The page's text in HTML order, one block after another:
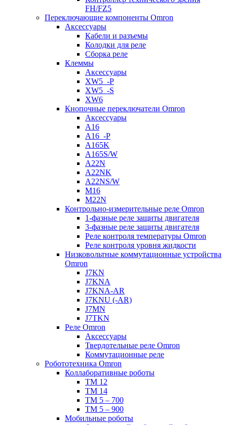
FH/FZ5
Переключающие компоненты Omron
Аксессуары
Кабели и разъемы
Колодки для реле
Сборка реле
Клеммы
Аксессуары
XW5_-P
XW5_-S
XW6
Кнопочные переключатели Omron
Аксессуары
A16
A16_-P
A165K
A165S/W
A22N
A22NK
A22NS/W
M16
M22N
Контрольно-измерительные реле Omron
1-фазные реле защиты двигателя
3-фазные реле защиты двигателя
Реле контроля температуры Omron
Реле контроля уровня жидкости
Низковольтные коммутационные устройства
Omron
J7KN
J7KNA
J7KNA-AR
J7KNU (-AR)
J7MN
J7TKN
Реле Omron
Аксессуары
Твердотельные реле Omron
Коммутационные реле
Робототехника Omron
Коллаборативные роботы
TM 12
TM 14
TM 5 – 700
TM 5 – 900
Мобильные роботы